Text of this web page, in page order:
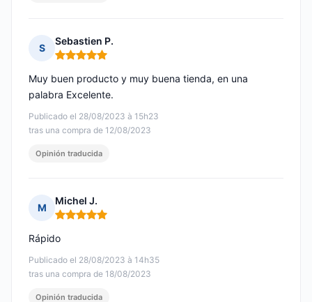
S
Sebastien P.
Nota: 5 de 5
Publicado el 28/08/2023 à 15h23
tras una compra de 12/08/2023
Muy buen producto y muy buena tienda, en una
palabra Excelente.
Opinión traducida
M
Michel J.
Nota: 5 de 5
Publicado el 28/08/2023 à 14h35
tras una compra de 18/08/2023
Rápido
Opinión traducida